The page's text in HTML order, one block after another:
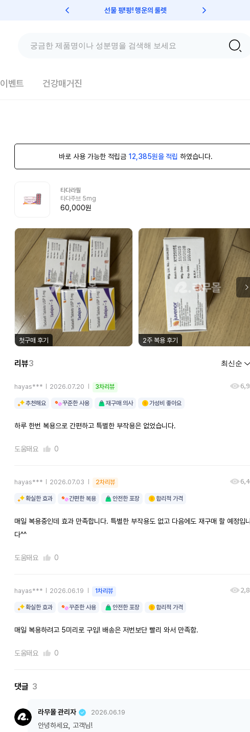
선물 팡!팡! 행운의 룰렛
이벤트 건강매거진
바로 사용 가능한 적립금 12,385원을 적립 하였습니다.
타다라필
타다주브 5mg
60,000원
첫구매 후기 2주 복용 후기
리뷰3
hayas*** 2026.07.20 3차리뷰
추천해요 꾸준한 사용 재구매 의사 가성비 좋아요
하루 한번 복용으로 간편하고 특별한 부작용은 없었습니다.
도움돼요 0
hayas*** 2026.07.03 2차리뷰
확실한 효과 간편한 복용 안전한 포장 합리적 가격
매일 복용중인데 효과 만족합니다. 특별한 부작용도 없고 다음에도 재구매 할 예정입니
다^^
도움돼요 0
hayas*** 2026.06.19 1차리뷰
확실한 효과 꾸준한 사용 안전한 포장 합리적 가격
매일 복용하려고 5미리로 구입! 배송은 저번보단 빨리 와서 만족함.
도움돼요 0
댓글 3
라무몰 관리자 2026.06.19
안녕하세요, 고객님!